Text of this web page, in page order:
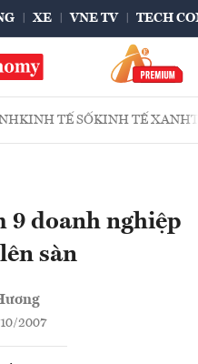
XE VNE TV TECH
KINH TẾ SỐKINH TẾ XANH
9 doanh nghiệp
sàn
2007